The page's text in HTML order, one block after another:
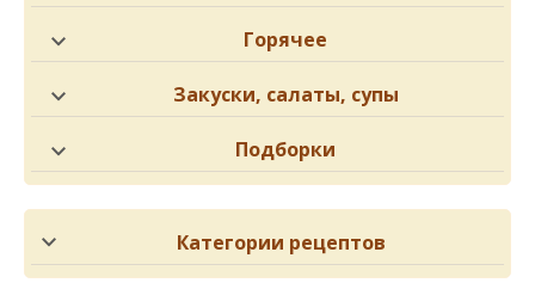
Горячее
Закуски, салаты, супы
Подборки
Категории рецептов